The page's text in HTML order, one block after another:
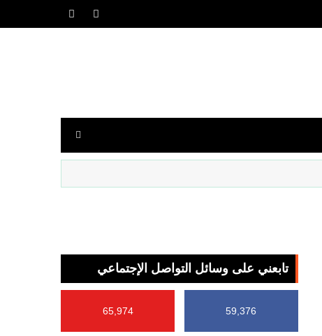
تابعني على وسائل التواصل الإجتماعي
59,376
65,974